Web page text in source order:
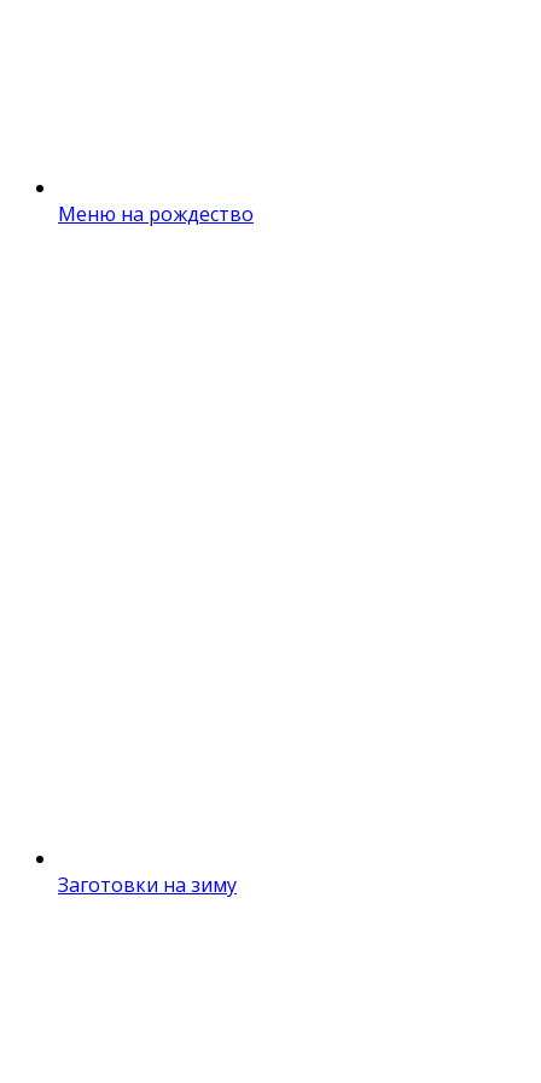
Меню на рождество
Заготовки на зиму